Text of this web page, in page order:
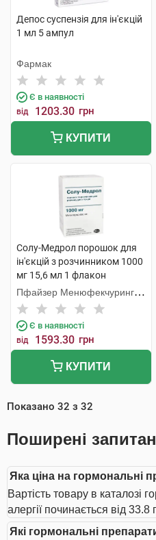
Депос суспензія для ін'єкцій
1 мл 5 ампул
Фармак
Є в наявності
від 1203.30 грн
КУПИТИ
Солу-Медрол порошок для
ін'єкцій з розчинником 1000
мг 15,6 мл 1 флакон
Пфайзер Менюфекчуринг
Бельгія
Є в наявності
від 1593.30 грн
КУПИТИ
Показано 32 з 32
Поширені
Яка ціна на гормональні
Вартість товару в каталозі
алергії починається від 33.8
Які гормональні